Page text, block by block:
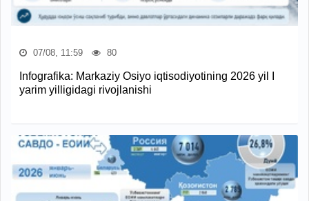
07/08, 11:59 80
Infografika: Markaziy Osiyo iqtisodiyotining 2026 yil I
yarim yilligidagi rivojlanishi